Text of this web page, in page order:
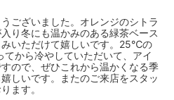
ございました。オレンジのシトラ
り冬にも温かみのある緑茶ベース
いただけて嬉しいです。25℃の
から冷やしていただいて、アイ
ので、ぜひこれから温かくなる季
しいです。またのご来店をスタッ
ます。